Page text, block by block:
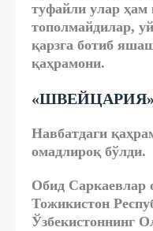
туфайли улар
тополмайдилар,
қарзга ботиб
қаҳрамони.
Навбатдаги
омадлироқ бўлди.
Обид Саркаевлар
Тожикистон
Ўзбекистоннинг